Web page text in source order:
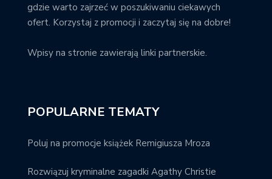
gdzie warto zajrzeć w poszukiwaniu ciekawych
ofert. Korzystaj z promocji i zaczytaj się na dobre!
Wpisy na stronie zawierają linki partnerskie.
POPULARNE TEMATY
Poluj na promocje książek Remigiusza Mroza
Rozwiązuj kryminalne zagadki Agathy Christie